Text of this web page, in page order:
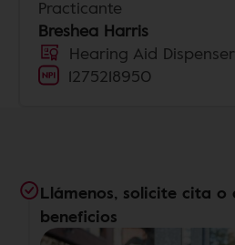
Practicante
Breshea Harris
Hearing Aid Dispenser
1275218950
Llámenos, solicite cita o
beneficios